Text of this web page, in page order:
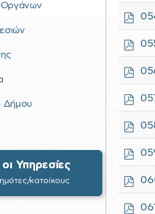
p
p
p
p
p
p
p
p
Οργάνων
Δήμου
Υπηρεσίες
κατοίκους